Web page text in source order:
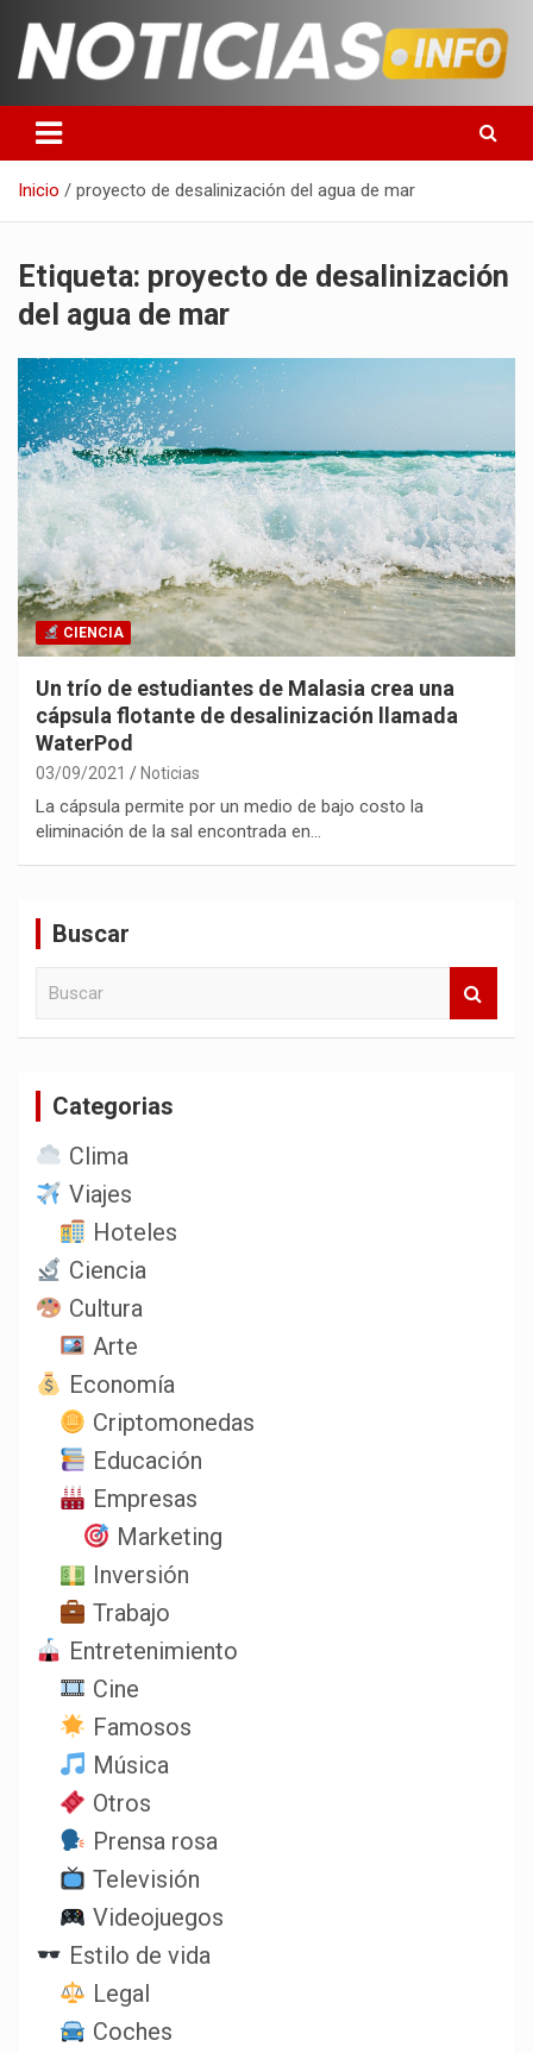
contenido
Noticias en español
Inicio proyecto de desalinización del agua de mar
Etiqueta: proyecto de desalinización
del agua de mar
CIENCIA
Un trío de estudiantes de Malasia crea una
cápsula flotante de desalinización llamada
WaterPod
03/09/2021 Noticias
La cápsula permite por un medio de bajo costo la
eliminación de la sal encontrada en…
Buscar
Categorias
Clima
Viajes
Hoteles
Ciencia
Cultura
Arte
Economía
Criptomonedas
Educación
Empresas
Marketing
Inversión
Trabajo
Entretenimiento
Cine
Famosos
Música
Otros
Prensa rosa
Televisión
Videojuegos
Estilo de vida
Legal
Coches